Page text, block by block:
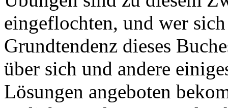
eingeflochten, und wer
Grundtendenz dieses
über sich und andere
Lösungen angeboten